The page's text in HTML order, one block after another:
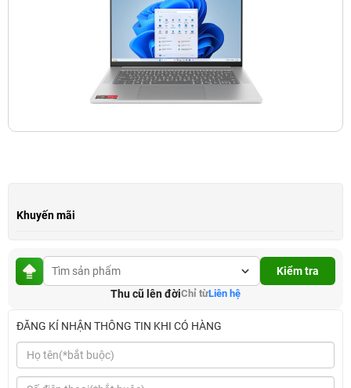
Khuyến mãi
Kiểm tra
Thu cũ lên đờiChỉ từLiên hệ
ĐĂNG KÍ NHẬN THÔNG TIN KHI CÓ HÀNG